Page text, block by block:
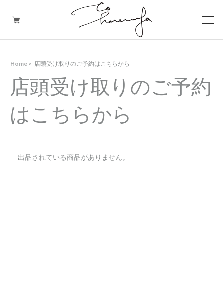
発送のご予約はこちらから
店頭受け取りのご予約はこちらから
定期便をご希望の方はこちらから
Home 店頭受け取りのご予約はこちらから
店頭受け取りのご予約
はこちらから
出品されている商品がありません。